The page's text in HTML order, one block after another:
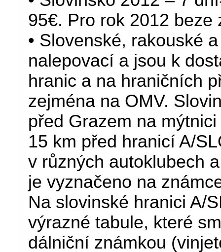
95€. Pro rok 2012 beze
• Slovenské, rakouské
nalepovací a jsou k
hranic a na hraničních
zejména na OMV.
před Grazem na
15 km před hranicí A/
v různých autoklubech
je vyznačeno na
Na slovinské hranici A/
výrazné tabule, které
dálniční známkou